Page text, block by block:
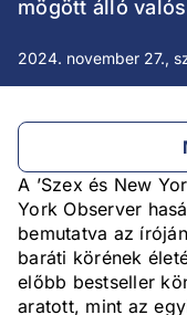
mögött álló
2024. november 27.,
A ’Szex és New
York Observer
bemutatva az
baráti körének
előbb bestseller
aratott, mint az